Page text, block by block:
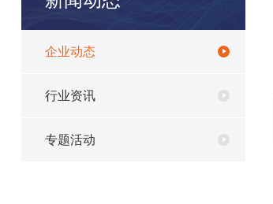
企业动态
行业资讯
专题活动